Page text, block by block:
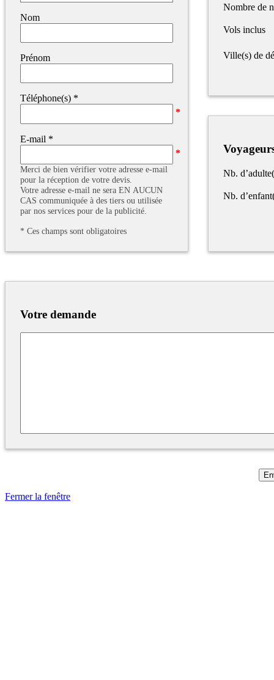
Nom
Prénom
Téléphone(s) *
E-mail *
Merci de bien vérifier votre adresse e-mail
pour la réception de votre devis.
Votre adresse e-mail ne sera EN AUCUN
CAS communiquée à des tiers ou utilisée
par nos services pour de la publicité.
* Ces champs sont obligatoires
Nombre de
Vols inclus
Ville(s) de
Nb.
Nb.
Votre demande
Fermer la fenêtre